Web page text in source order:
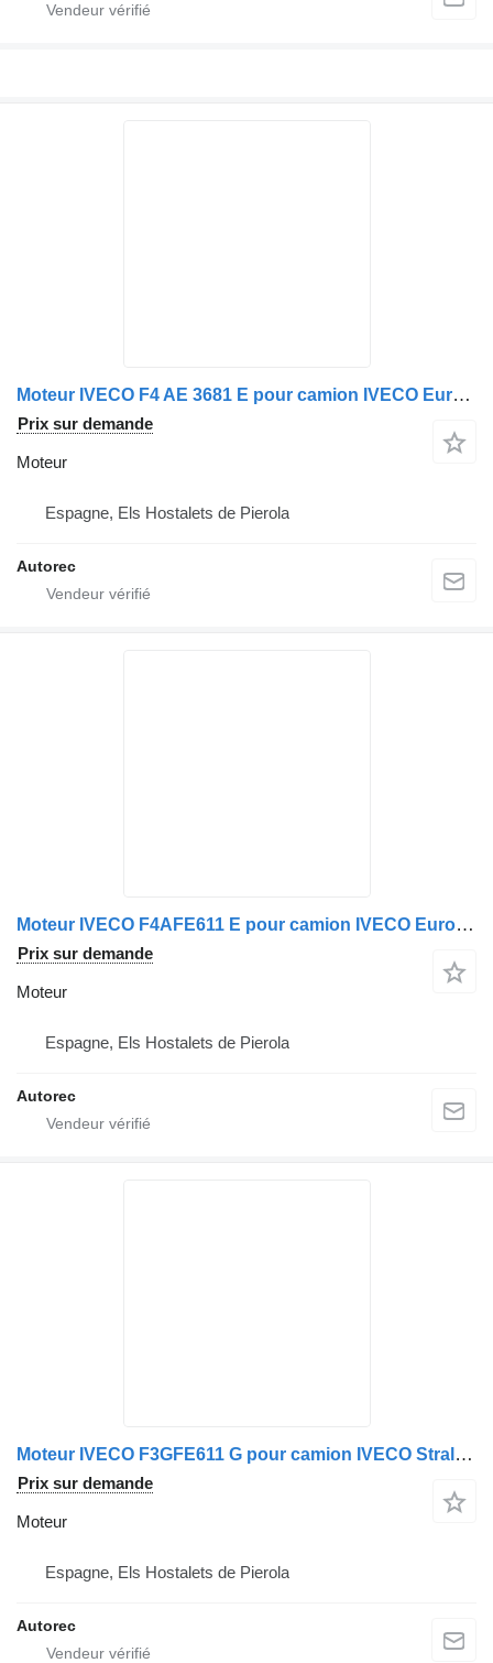
Moteur IVECO F4 AE 3681 E pour camion IVECO Eurocargo 150E28
Prix sur demande
Moteur
Espagne, Els Hostalets de Pierola
Autorec
Moteur IVECO F4AFE611 E pour camion IVECO Eurocargo 150E28
Prix sur demande
Moteur
Espagne, Els Hostalets de Pierola
Autorec
Moteur IVECO F3GFE611 G pour camion IVECO Stralis 440S48
Prix sur demande
Moteur
Espagne, Els Hostalets de Pierola
Autorec